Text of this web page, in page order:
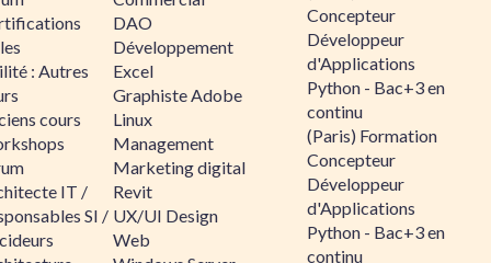
: Autres
cours
IT /
SI /
DAO
Développement
Excel
Graphiste Adobe
Linux
Management
Marketing digital
Revit
UX/UI Design
Web
Concepteur
Développeur
d'Applications
Python - Bac+3 en
continu
(Paris) Formation
Concepteur
Développeur
d'Applications
Python - Bac+3 en
continu